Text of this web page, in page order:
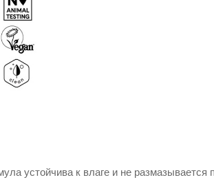
устойчива к влаге и не размазывается